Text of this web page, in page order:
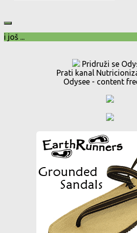
i još ...
Pridruži se
Prati kanal
Odysee - content